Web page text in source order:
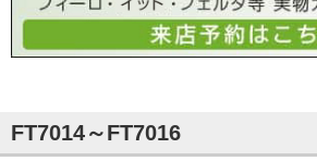
FT7014～FT7016